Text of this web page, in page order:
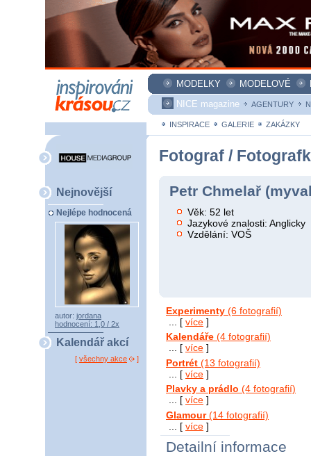
MODELKY MODELOVÉ
NICE magazine
AGENTURY
INSPIRACE GALERIE ZAKÁZKY
Nejnovější
Nejlépe hodnocená
autor: jordana
hodnocení: 1,0 / 2x
Kalendář akcí
[ všechny akce ]
Fotograf /
Petr Chmelař
Věk: 52 let
Jazykové znalosti: Anglicky
Vzdělání: VOŠ
Experimenty (6 fotografií)
... [ více ]
Kalendáře (4 fotografií)
... [ více ]
Portrét (13 fotografií)
... [ více ]
Plavky a prádlo (4 fotografií)
... [ více ]
Glamour(14 fotografií)
... [ více ]
Detailní informace